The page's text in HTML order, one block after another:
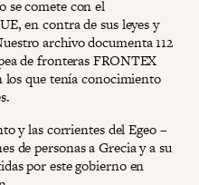
se comete con el
en contra de sus leyes y
archivo documenta 112
de fronteras FRONTEX
los que tenía conocimiento
y las corrientes del Egeo –
de personas a Grecia y a su
por este gobierno en